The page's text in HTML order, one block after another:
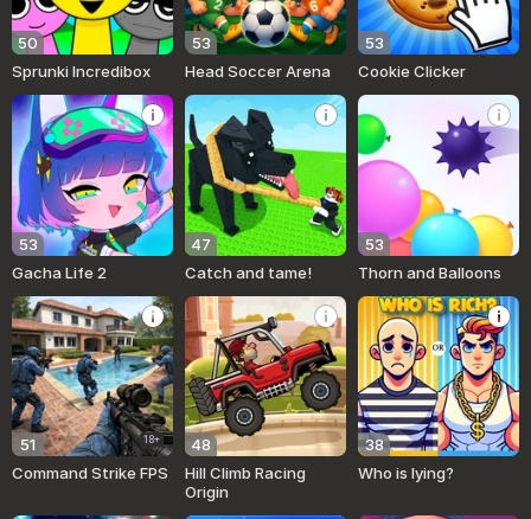
50
Sprunki Incredibox
53
Head Soccer Arena
53
Cookie Clicker
53
Gacha Life 2
47
Catch and tame!
53
Thorn and Balloons
51 18+
Command Strike FPS
48
Hill Climb Racing
Origin
38
Who is lying?